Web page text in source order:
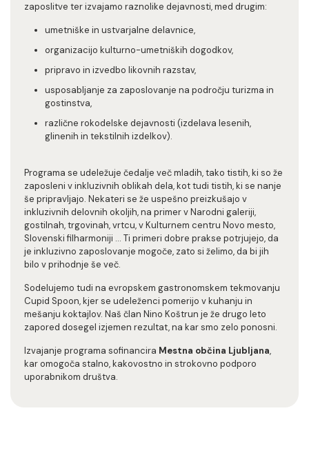
zaposlitve ter izvajamo raznolike dejavnosti, med drugim:
umetniške in ustvarjalne delavnice,
organizacijo kulturno-umetniških dogodkov,
pripravo in izvedbo likovnih razstav,
usposabljanje za zaposlovanje na področju turizma in
gostinstva,
različne rokodelske dejavnosti (izdelava lesenih,
glinenih in tekstilnih izdelkov).
Programa se udeležuje čedalje več mladih, tako tistih, ki so že
zaposleni v inkluzivnih oblikah dela, kot tudi tistih, ki se nanje
še pripravljajo. Nekateri se že uspešno preizkušajo v
inkluzivnih delovnih okoljih, na primer v Narodni galeriji,
gostilnah, trgovinah, vrtcu, v Kulturnem centru Novo mesto,
Slovenski filharmoniji … Ti primeri dobre prakse potrjujejo, da
je inkluzivno zaposlovanje mogoče, zato si želimo, da bi jih
bilo v prihodnje še več.
Sodelujemo tudi na evropskem gastronomskem tekmovanju
Cupid Spoon, kjer se udeleženci pomerijo v kuhanju in
mešanju koktajlov. Naš član Nino Koštrun je že drugo leto
zapored dosegel izjemen rezultat, na kar smo zelo ponosni.
Izvajanje programa sofinancira Mestna občina Ljubljana,
kar omogoča stalno, kakovostno in strokovno podporo
uporabnikom društva.